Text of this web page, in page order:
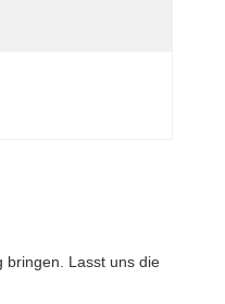
bringen. Lasst uns die